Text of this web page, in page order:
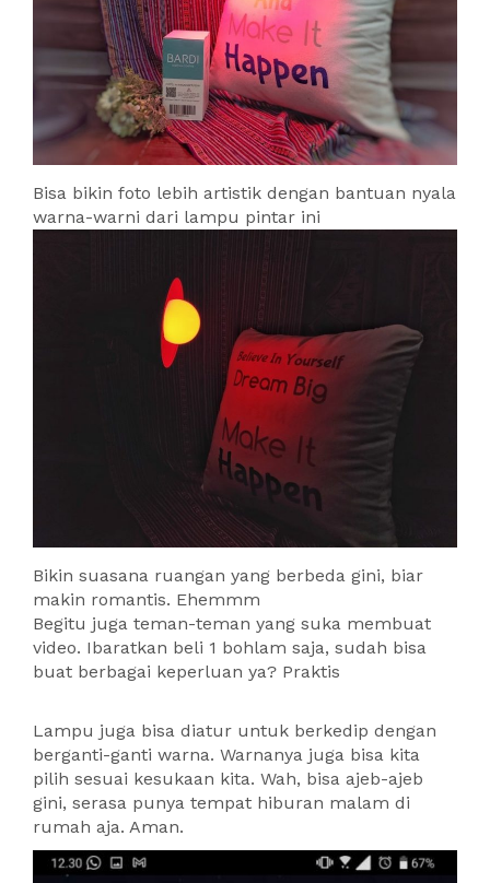
Bisa bikin foto lebih artistik dengan bantuan nyala
warna-warni dari lampu pintar ini
Bikin suasana ruangan yang berbeda gini, biar
makin romantis. Ehemmm
Begitu juga teman-teman yang suka membuat
video. Ibaratkan beli 1 bohlam saja, sudah bisa
buat berbagai keperluan ya? Praktis
Lampu juga bisa diatur untuk berkedip dengan
berganti-ganti warna. Warnanya juga bisa kita
pilih sesuai kesukaan kita. Wah, bisa ajeb-ajeb
gini, serasa punya tempat hiburan malam di
rumah aja. Aman.